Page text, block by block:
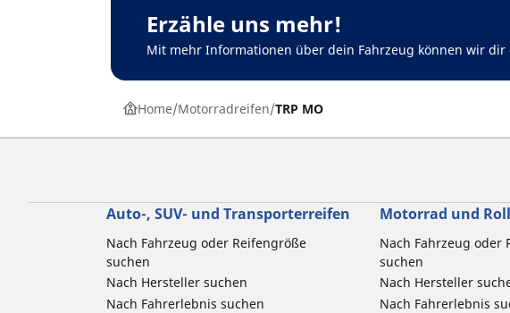
Erzähle uns mehr!
Mit mehr Informationen über dein Fahrzeug können wir dir
Home Motorradreifen TRP MO
Auto-, SUV- und Transporterreifen
Nach Fahrzeug oder Reifengröße
suchen
Nach Hersteller suchen
Nach Fahrerlebnis suchen
Motorrad und
Nach Fahrzeug oder
suchen
Nach Hersteller
Nach Fahrerlebnis